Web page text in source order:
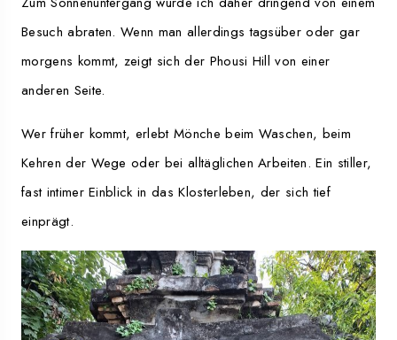
Besuch abraten. Wenn man allerdings tagsüber oder gar
morgens kommt, zeigt sich der Phousi Hill von einer
anderen Seite.
Wer früher kommt, erlebt Mönche beim Waschen, beim
Kehren der Wege oder bei alltäglichen Arbeiten. Ein stiller,
fast intimer Einblick in das Klosterleben, der sich tief
einprägt.